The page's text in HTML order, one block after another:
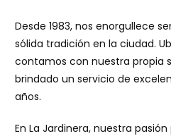
Desde 1983, nos enorgullece
sólida tradición en la ciudad.
contamos con nuestra propia
brindado un servicio de
años.
En La Jardinera, nuestra